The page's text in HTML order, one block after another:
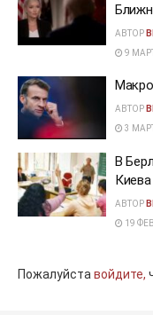
АВТОР
9
АВТОР
3
В
АВТОР
19
Пожалуйставойдите,